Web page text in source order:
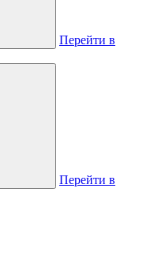
Перейти в
Перейти в